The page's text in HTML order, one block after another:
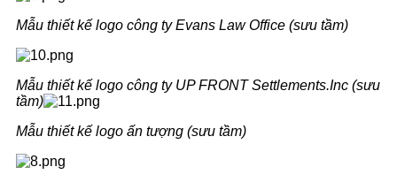
Mẫu thiết kế logo công ty Evans Law Office (sưu tầm)
Mẫu thiết kế logo công ty UP FRONT Settlements.Inc (sưu
tầm)
Mẫu thiết kế logo ấn tượng (sưu tầm)